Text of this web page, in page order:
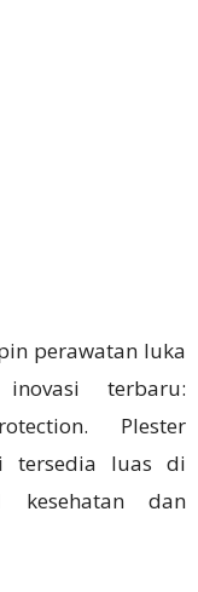
perawatan luka
terbaru:
Plester
tersedia luas di
kesehatan dan